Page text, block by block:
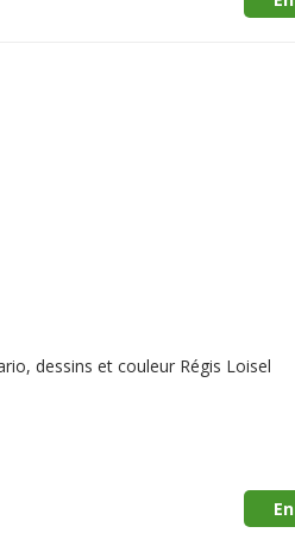
dessins et couleur Régis Loisel